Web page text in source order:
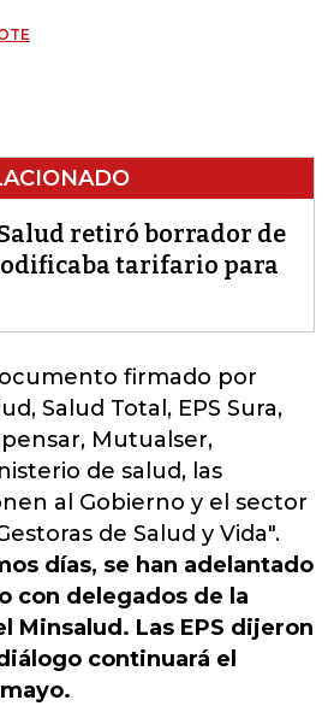
retiró borrador de
tarifario para
firmado por
Salud Total, EPS Sura,
Mutualser,
de salud, las
al Gobierno y el sector
de Salud y Vida".
días, se han adelantado
con delegados de la
Minsalud. Las EPS dijeron
continuará el